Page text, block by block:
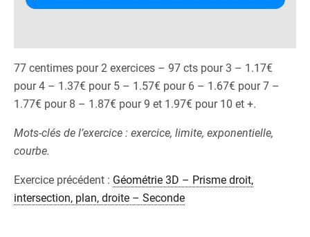
77 centimes pour 2 exercices – 97 cts pour 3 – 1.17€
pour 4 – 1.37€ pour 5 – 1.57€ pour 6 – 1.67€ pour 7 –
1.77€ pour 8 – 1.87€ pour 9 et 1.97€ pour 10 et +.
Mots-clés de l’exercice : exercice, limite, exponentielle,
courbe.
Exercice précédent : Géométrie 3D – Prisme droit,
intersection, plan, droite – Seconde